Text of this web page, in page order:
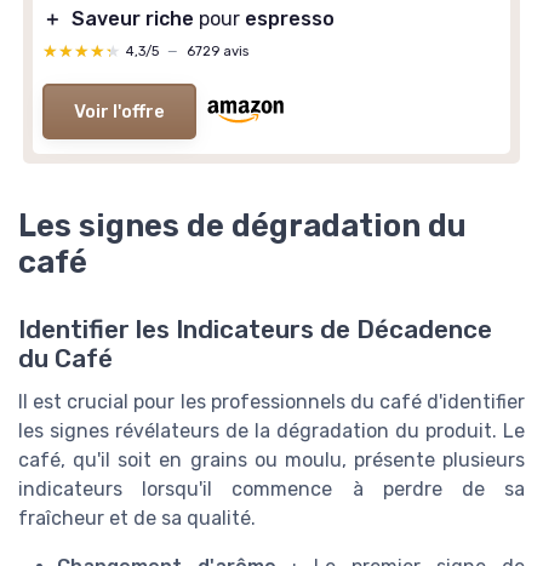
＋ Saveur riche pour espresso
★★★★★
★★★★★ 4,3/5 — 6729 avis
Voir l'offre
Les signes de dégradation du
café
Identifier les Indicateurs de Décadence
du Café
Il est crucial pour les professionnels du café d'identifier
les signes révélateurs de la dégradation du produit. Le
café, qu'il soit en grains ou moulu, présente plusieurs
indicateurs lorsqu'il commence à perdre de sa
fraîcheur et de sa qualité.